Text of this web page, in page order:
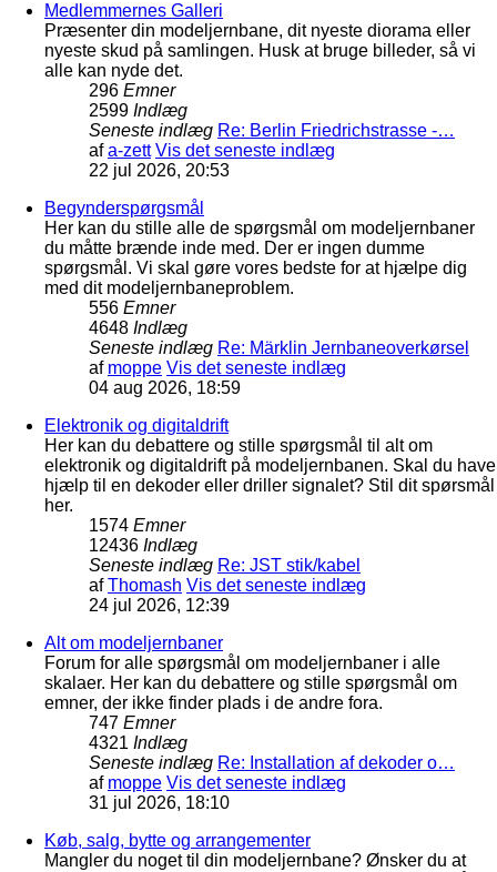
Medlemmernes Galleri
Præsenter din modeljernbane, dit nyeste diorama eller
nyeste skud på samlingen. Husk at bruge billeder, så vi
alle kan nyde det.
296 Emner
2599 Indlæg
Seneste indlæg Re: Berlin Friedrichstrasse -…
afa-zett Vis det seneste indlæg
22 jul 2026, 20:53
Begynderspørgsmål
Her kan du stille alle de spørgsmål om modeljernbaner
du måtte brænde inde med. Der er ingen dumme
spørgsmål. Vi skal gøre vores bedste for at hjælpe dig
med dit modeljernbaneproblem.
556 Emner
4648 Indlæg
Seneste indlæg Re: Märklin Jernbaneoverkørsel
af moppe Vis det seneste indlæg
04 aug 2026, 18:59
Elektronik og digitaldrift
Her kan du debattere og stille spørgsmål til alt om
elektronik og digitaldrift på modeljernbanen. Skal du have
hjælp til en dekoder eller driller signalet? Stil dit spørsmål
her.
1574 Emner
12436 Indlæg
Seneste indlæg Re: JST stik/kabel
afThomash Vis det seneste indlæg
24 jul 2026, 12:39
Alt om modeljernbaner
Forum for alle spørgsmål om modeljernbaner i alle
skalaer. Her kan du debattere og stille spørgsmål om
emner, der ikke finder plads i de andre fora.
747 Emner
4321 Indlæg
Seneste indlæg Re: Installation af dekoder o…
af moppe Vis det seneste indlæg
31 jul 2026, 18:10
Køb, salg, bytte og arrangementer
Mangler du noget til din modeljernbane? Ønsker du at